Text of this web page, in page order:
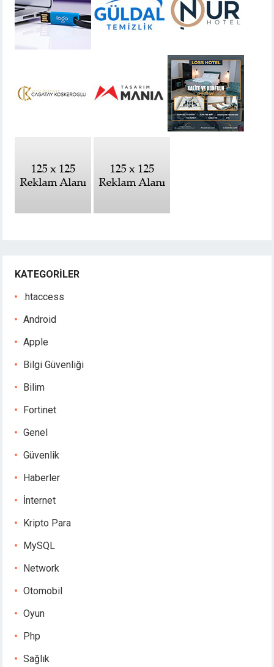
KATEGORILER
.htaccess
Android
Apple
Bilgi Güvenliği
Bilim
Fortinet
Genel
Güvenlik
Haberler
İnternet
Kripto Para
MySQL
Network
Otomobil
Oyun
Php
Sağlık